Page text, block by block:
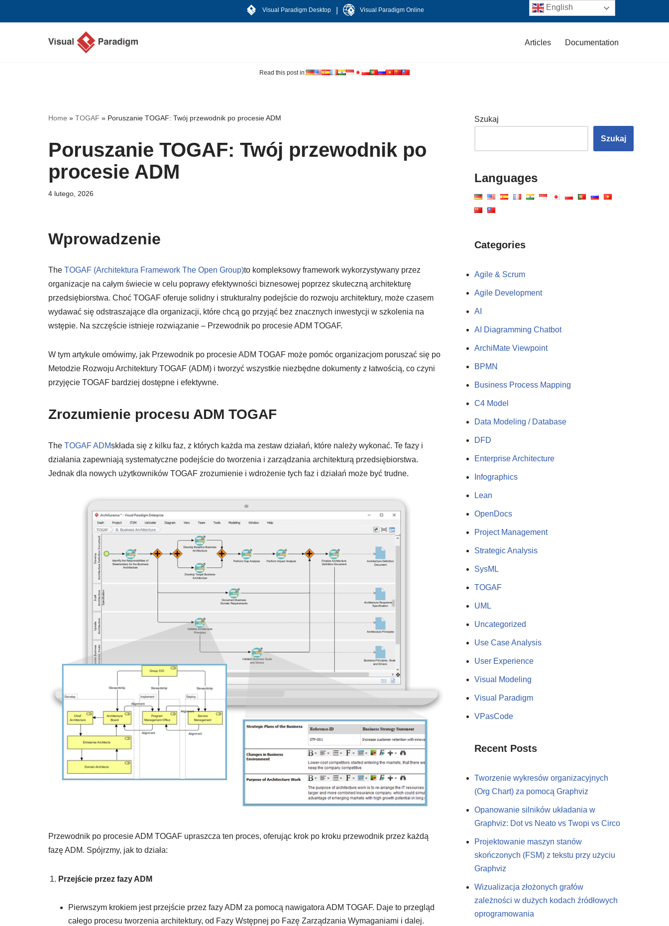
Visual Paradigm Desktop Visual Paradigm Online
Articles Documentation
Read this post in:
Home » TOGAF » Poruszanie TOGAF: Twój przewodnik po procesie ADM
Poruszanie TOGAF: Twój przewodnik po
procesie ADM
4 lutego, 2026
Wprowadzenie
The TOGAF (Architektura Framework The Open Group)to kompleksowy framework wykorzystywany przez
organizacje na całym świecie w celu poprawy efektywności biznesowej poprzez skuteczną architekturę
przedsiębiorstwa. Choć TOGAF oferuje solidny i strukturalny podejście do rozwoju architektury, może czasem
wydawać się odstraszające dla organizacji, które chcą go przyjąć bez znacznych inwestycji w szkolenia na
wstępie. Na szczęście istnieje rozwiązanie – Przewodnik po procesie ADM TOGAF.
W tym artykule omówimy, jak Przewodnik po procesie ADM TOGAF może pomóc organizacjom poruszać się po
Metodzie Rozwoju Architektury TOGAF (ADM) i tworzyć wszystkie niezbędne dokumenty z łatwością, co czyni
przyjęcie TOGAF bardziej dostępne i efektywne.
Zrozumienie procesu ADM TOGAF
The TOGAF ADMskłada się z kilku faz, z których każda ma zestaw działań, które należy wykonać. Te fazy i
działania zapewniają systematyczne podejście do tworzenia i zarządzania architekturą przedsiębiorstwa.
Jednak dla nowych użytkowników TOGAF zrozumienie i wdrożenie tych faz i działań może być trudne.
Przewodnik po procesie ADM TOGAF upraszcza ten proces, oferując krok po kroku przewodnik przez każdą
fazę ADM. Spójrzmy, jak to działa:
Przejście przez fazy ADM
Pierwszym krokiem jest przejście przez fazy ADM za pomocą nawigatora ADM TOGAF. Daje to przegląd
całego procesu tworzenia architektury, od Fazy Wstępnej po Fazę Zarządzania Wymaganiami i dalej.
Szukaj
Szukaj
Languages
Categories
Agile & Scrum
Agile Development
AI
AI Diagramming Chatbot
ArchiMate Viewpoint
BPMN
Business Process Mapping
C4 Model
Data Modeling / Database
DFD
Enterprise Architecture
Infographics
Lean
OpenDocs
Project Management
Strategic Analysis
SysML
TOGAF
UML
Uncategorized
Use Case Analysis
User Experience
Visual Modeling
Visual Paradigm
VPasCode
Recent Posts
Tworzenie wykresów organizacyjnych
(Org Chart) za pomocą Graphviz
Opanowanie silników układania w
Graphviz: Dot vs Neato vs Twopi vs Circo
Projektowanie maszyn stanów
skończonych (FSM) z tekstu przy użyciu
Graphviz
Wizualizacja złożonych grafów
zależności w dużych kodach źródłowych
oprogramowania
English